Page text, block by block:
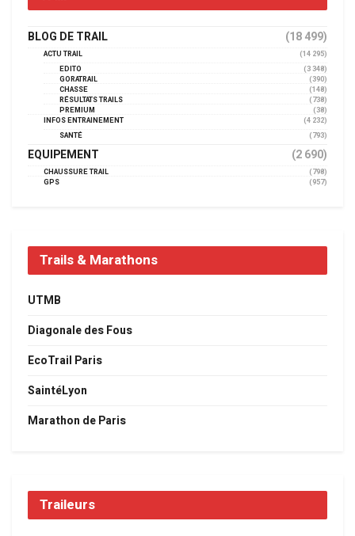
BLOG DE TRAIL (18 499)
ACTU TRAIL
(14 295)
EDITO
(3 348)
GORATRAIL
(390)
CHASSE
(148)
RÉSULTATS TRAILS
(738)
PREMIUM
(38)
INFOS ENTRAINEMENT
(4 232)
SANTÉ
(793)
EQUIPEMENT (2 690)
CHAUSSURE TRAIL
(798)
GPS
(957)
Trails & Marathons
UTMB
Diagonale des Fous
EcoTrail Paris
SaintéLyon
Marathon de Paris
Traileurs